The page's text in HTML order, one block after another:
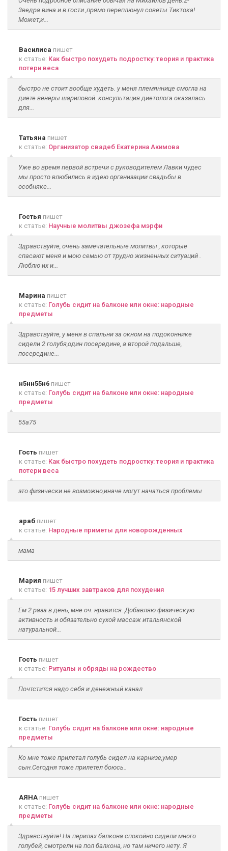
3ведра вина и в гости ,прямо переплюнул советы Тиктока!
Может,и...
Василиса пишет
к статье: Как быстро похудеть подростку: теория и практика
потери веса
быстро не стоит вообще худеть. у меня племяннице смогла на
диете венеры шариповой. консультация диетолога оказалась
для...
Татьяна пишет
к статье: Организатор свадеб Екатерина Акимова
Уже во время первой встречи с руководителем Лавки чудес
мы просто влюбились в идею организации свадьбы в
особняке...
Гостья пишет
к статье: Научные молитвы джозефа мэрфи
Здравствуйте, очень замечательные молитвы , которые
спасают меня и мою семью от трудно жизненных ситуаций .
Люблю их и...
Марина пишет
к статье: Голубь сидит на балконе или окне: народные
предметы
Здравствуйте, у меня в спальни за окном на подоконнике
сидели 2 голубя,один посередине, а второй подальше,
посередине...
н5нн55н6 пишет
к статье: Голубь сидит на балконе или окне: народные
предметы
55а75
Гость пишет
к статье: Как быстро похудеть подростку: теория и практика
потери веса
это физически не возможно,иначе могут начаться проблемы
араб пишет
к статье: Народные приметы для новорожденных
мама
Мария пишет
к статье: 15 лучших завтраков для похудения
Ем 2 раза в день, мне оч. нравится. Добавляю физическую
активность и обязательно сухой массаж итальянской
натуральной...
Гость пишет
к статье: Ритуалы и обряды на рождество
Почтстится надо себя и денежный канал
Гость пишет
к статье: Голубь сидит на балконе или окне: народные
предметы
Ко мне тоже прилетал голубь сидел на карнизе,умер
сын.Сегодня тоже прилетел боюсь..
АЯНА пишет
к статье: Голубь сидит на балконе или окне: народные
предметы
Здравствуйте! На перилах балкона спокойно сидели много
голубей, смотрели на пол балкона, но там ничего нету. Я